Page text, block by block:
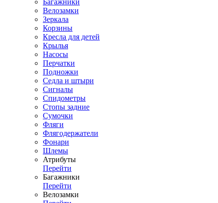
Багажники
Велозамки
Зеркала
Корзины
Кресла для детей
Крылья
Насосы
Перчатки
Подножки
Седла и штыри
Сигналы
Спидометры
Стопы задние
Сумочки
Фляги
Флягодержатели
Фонари
Шлемы
Атрибуты
Перейти
Багажники
Перейти
Велозамки